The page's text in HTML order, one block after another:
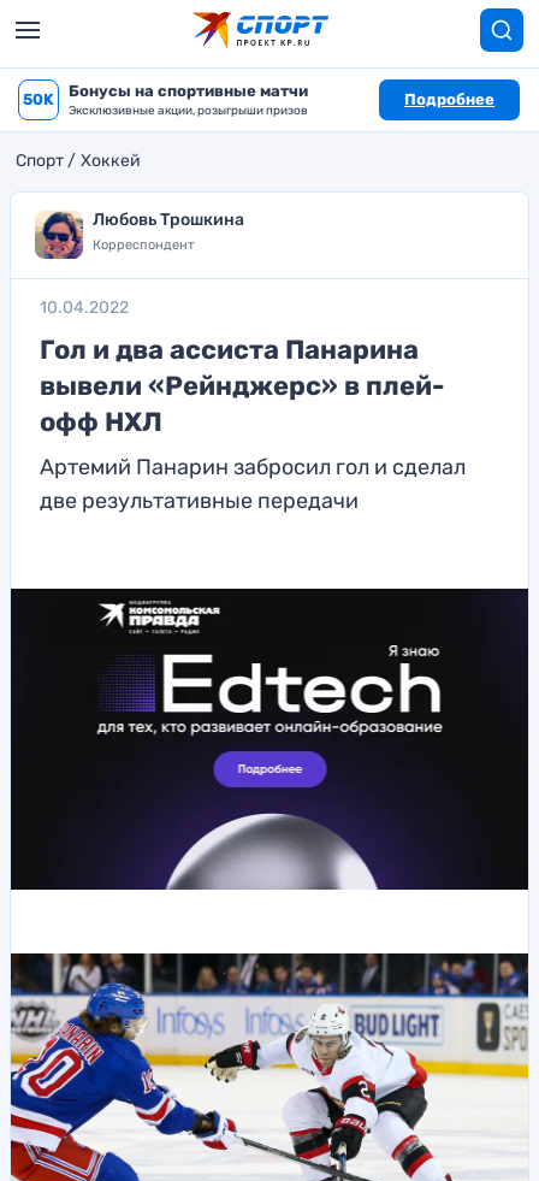
50K Бонусы на спортивные матчи
Эксклюзивные акции, розыгрыши призов
Подробнее
Спорт Хоккей
Любовь Трошкина
Корреспондент
10.04.2022
Гол и два ассиста Панарина
вывели «Рейнджерс» в плей-
офф НХЛ
Артемий Панарин забросил гол и сделал
две результативные передачи